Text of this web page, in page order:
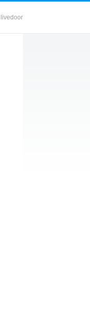
livedoor